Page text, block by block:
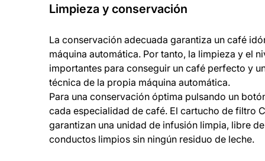
Limpieza y conservación
La conservación adecuada garantiza un café
máquina automática. Por tanto, la limpieza y el
importantes para conseguir un café perfecto y
técnica de la propia máquina automática.
Para una conservación óptima pulsando un
cada especialidad de café. El cartucho de filtro
garantizan una unidad de infusión limpia, libre
conductos limpios sin ningún residuo de leche.